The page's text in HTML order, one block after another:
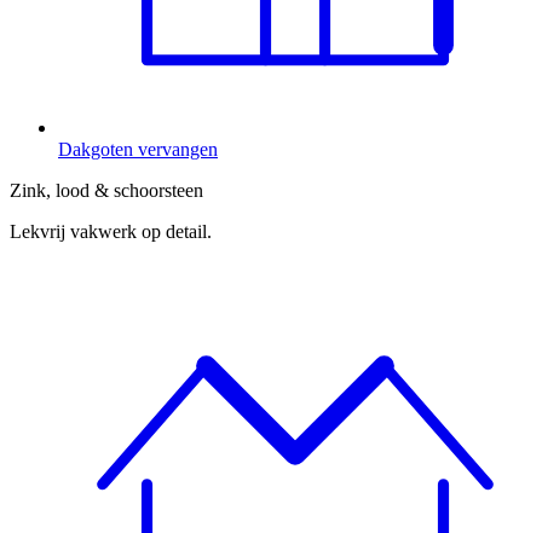
Dakgoten vervangen
Zink, lood & schoorsteen
Lekvrij vakwerk op detail.